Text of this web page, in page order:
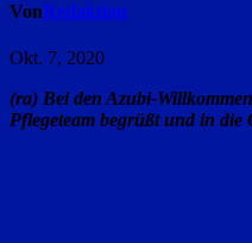
VonRedaktion
Okt. 7, 2020
(ra) Bei den Azubi-
Pflegeteam begrüßt und in